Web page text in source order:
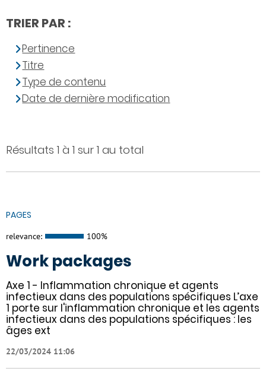
Résultats 1 à 1 sur 1 au total
PAGES
relevance: 100%
Work packages
Axe 1 - Inflammation chronique et agents
infectieux dans des populations spécifiques L’axe
1 porte sur l'inflammation chronique et les agents
infectieux dans des populations spécifiques : les
âges ext
22/03/2024 11:06
TRIER PAR :
Pertinence
Titre
Type de contenu
Date de dernière modification